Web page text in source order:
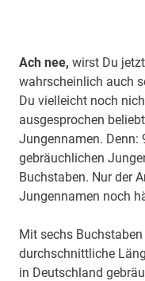
Ach nee, wirst Du
wahrscheinlich auch
Du vielleicht noch
ausgesprochen
Jungennamen. Denn:
gebräuchlichen
Buchstaben. Nur der
Jungennamen noch
Mit sechs
durchschnittliche
in Deutschland